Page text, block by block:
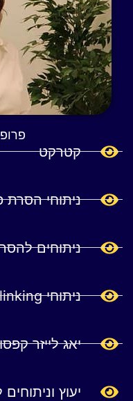
קטרקט
ניתוחי הסרת
ניתוחים
ניתוחי Crosslinking
יאג לייזר
יעוץ